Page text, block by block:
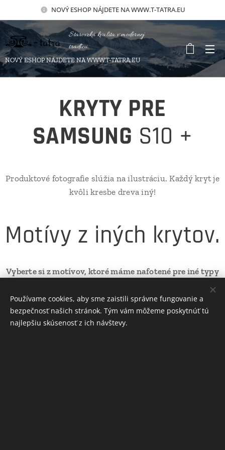
NOVÝESHOP NÁJDETE NA WWW.T-TATRA.EU
Staroveká kvalita v modernej
tradícii.
NOVÝ ESHOP NÁJDETE NA WWW.T-TATRA.EU
KRYTY PRE
SAMSUNG S10 +
Produktové fotografie slúžia na ilustráciu. Každý kryt je
kvôli kresbe dreva iný!
Motívy z iných krytov.
Vyberte si z motívov, ktoré máme nafotené pre iné typy
Stačí priamo objednať motív, ktorý sa vám páči a my
vám ho pošleme typ telefónu ktorý si momentálne
Používame cookies, aby sme zaistili správne fungovanie a
bezpečnosť našich stránok. Tým vám môžeme poskytnúť tú
najlepšiu skúsenosť z ich návštevy.